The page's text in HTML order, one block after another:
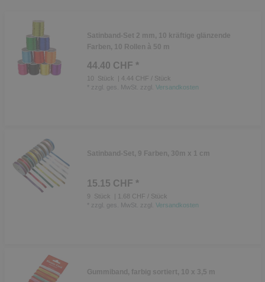
Satinband-Set 2 mm, 10 kräftige glänzende
Farben, 10 Rollen à 50 m
44.40 CHF *
10 Stück
| 4.44 CHF / Stück
zzgl. ges. MwSt. zzgl. Versandkosten
Satinband-Set, 9 Farben, 30m x 1 cm
15.15 CHF *
9 Stück
| 1.68 CHF / Stück
zzgl. ges. MwSt. zzgl. Versandkosten
Gummiband, farbig sortiert, 10 x 3,5 m